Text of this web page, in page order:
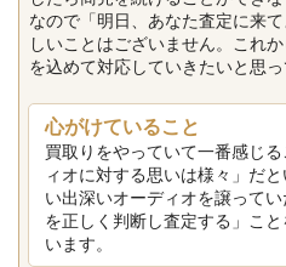
なので「明日、あなた査定に来
しいことはございません。これ
を込めて対応していきたいと思っ
心がけていること
買取りをやっていて一番感じ
ィオに対する思いは様々」だ
い出深いオーディオを譲って
を正しく判断し査定する」こ
います。